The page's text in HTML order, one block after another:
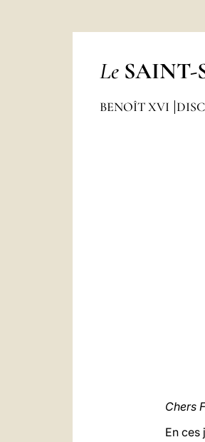
Le SAINT-
BENOÎT XVI
Chers
En